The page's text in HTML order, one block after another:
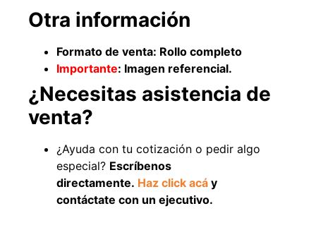
Otra información
Formato de venta: Rollo completo
Importante: Imagen referencial.
¿Necesitas asistencia de
venta?
¿Ayuda con tu cotización o pedir algo
especial? Escríbenos
directamente. Haz click acá y
contáctate con un ejecutivo.
Empaquetadura 3/16"
4.8mm neopreno con 1 tela
3.5MP